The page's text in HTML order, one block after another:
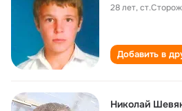
28 лет,
Добавить в
Николай